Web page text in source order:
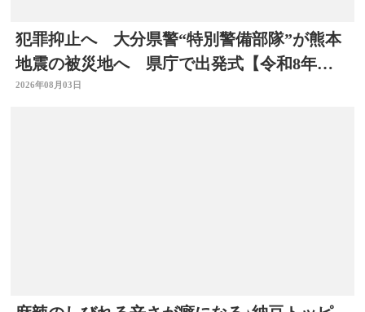
犯罪抑止へ 大分県警“特別警備部隊”が熊本
地震の被災地へ 県庁で出発式【令和8年熊
本地震】
2026年08月03日